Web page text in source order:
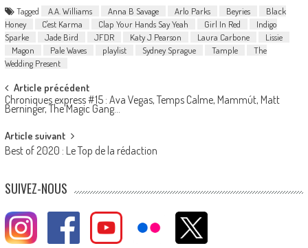
Tagged A.A. Williams Anna B Savage Arlo Parks Beyries
Black
Honey
C'est Karma Clap Your Hands Say Yeah Girl In Red
Indigo
Sparke
Jade Bird JFDR Katy J Pearson Laura Carbone
Lissie
Magon
Pale Waves playlist Sydney Sprague Tample
The
Wedding Present
Post
navigation
Article précédent
Chroniques express #15 : Ava Vegas, Temps Calme, Mammút, Matt
Berninger, The Magic Gang…
Article suivant
Best of 2020 : Le Top de la rédaction
SUIVEZ-NOUS